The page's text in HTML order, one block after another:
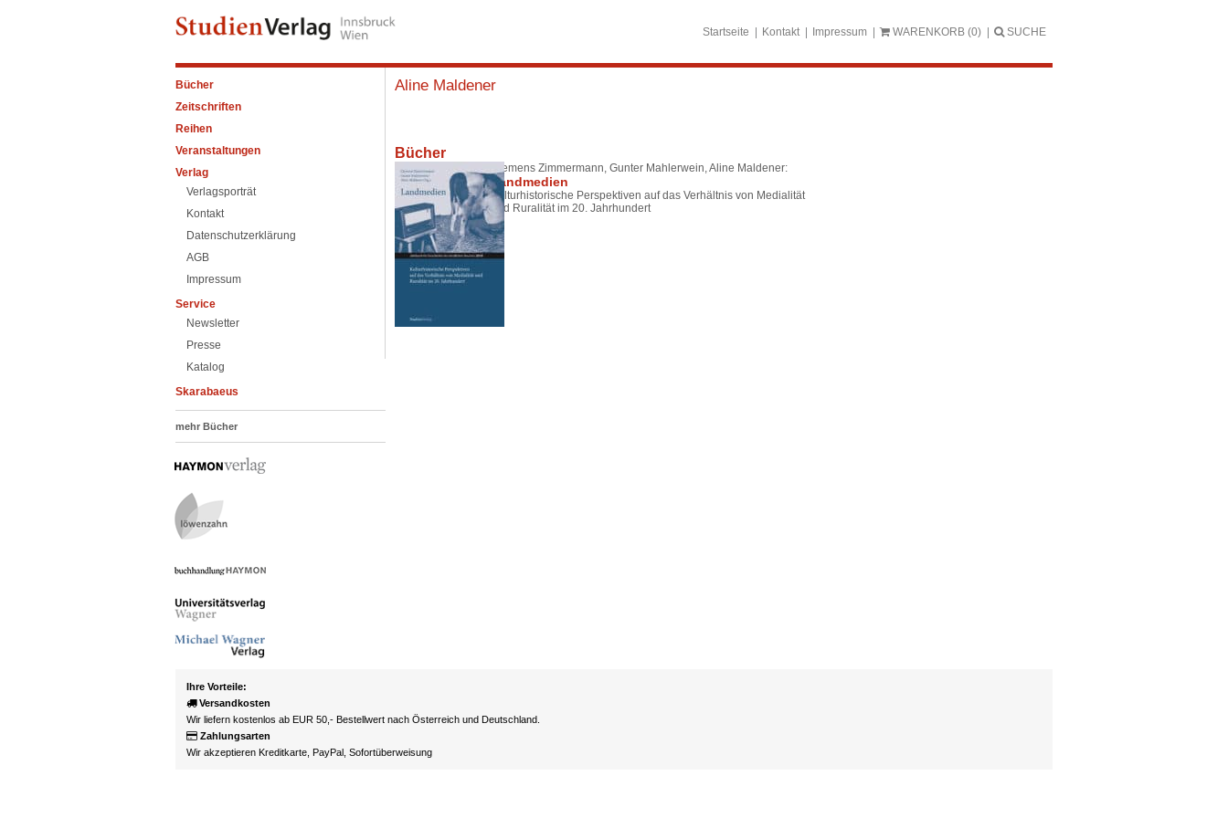
Startseite Kontakt Impressum WARENKORB (0) SUCHE
Bücher
Zeitschriften
Reihen
Veranstaltungen
Verlag
Verlagsporträt
Kontakt
Datenschutzerklärung
AGB
Impressum
Service
Newsletter
Presse
Katalog
Skarabaeus
mehr Bücher
Aline Maldener
Bücher
Clemens Zimmermann, Gunter Mahlerwein, Aline Maldener:
Landmedien
Kulturhistorische Perspektiven auf das Verhältnis von Medialität
und Ruralität im 20. Jahrhundert
Ihre Vorteile:
Versandkosten
Wir liefern kostenlos ab EUR 50,- Bestellwert nach Österreich und Deutschland.
Zahlungsarten
Wir akzeptieren Kreditkarte, PayPal, Sofortüberweisung